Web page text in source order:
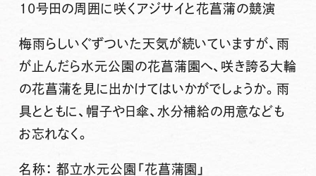
10号田の周囲に咲くアジサイと花菖蒲の競演
梅雨らしいぐずついた天気が続いていますが、雨
が止んだら水元公園の花菖蒲園へ、咲き誇る大輪
の花菖蒲を見に出かけてはいかがでしょうか。雨
具とともに、帽子や日傘、水分補給の用意なども
お忘れなく。
名称： 都立水元公園「花菖蒲園」